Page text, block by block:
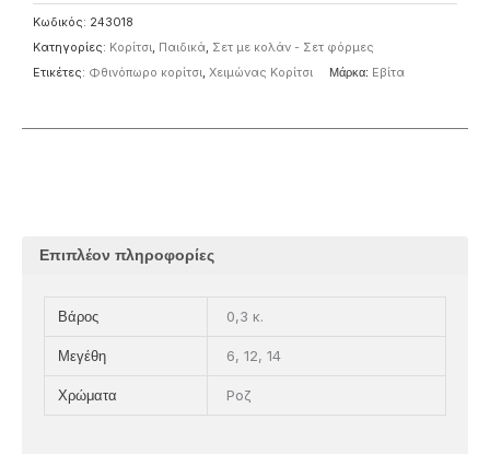
Κωδικός: 243018
Κατηγορίες: Κορίτσι, Παιδικά, Σετ με κολάν - Σετ φόρμες
Ετικέτες: Φθινόπωρο κορίτσι, Χειμώνας Κορίτσι Μάρκα: Eβίτα
Επιπλέον πληροφορίες
Βάρος 0,3 κ.
Μεγέθη 6, 12, 14
Χρώματα Ροζ